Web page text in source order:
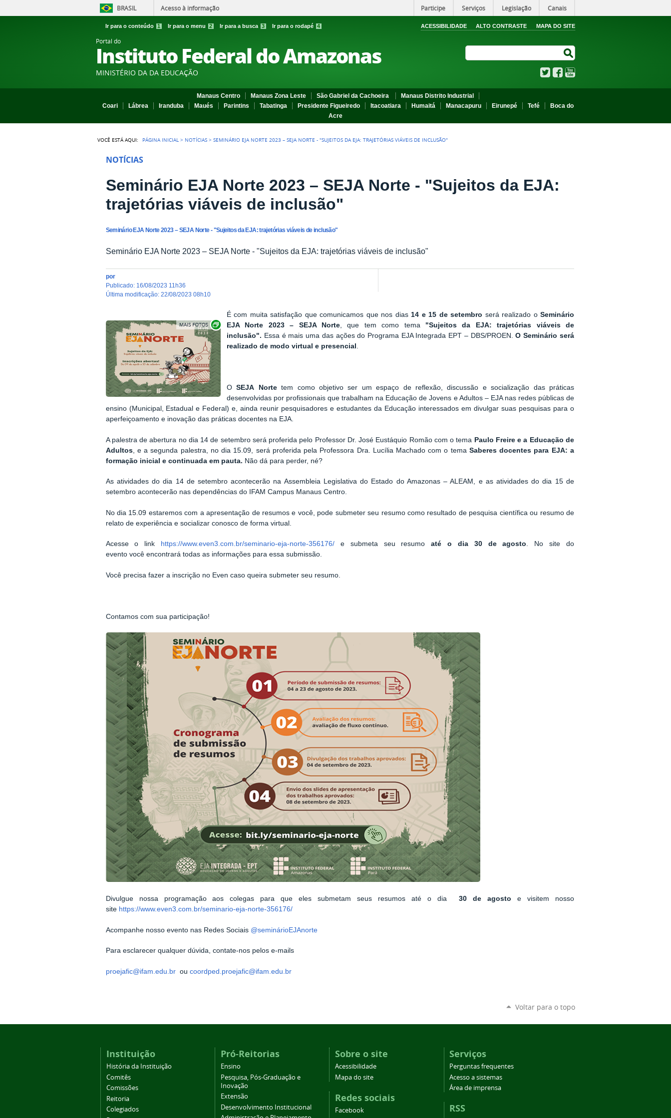
BRASIL Acesso à informação Participe Serviços Legislação Canais
Ir para o conteúdo 1 Ir para o menu 2 Ir para a busca 3 Ir para o rodapé 4 ACESSIBILIDADE ALTO CONTRASTE MAPA DO SITE
Portal do
Instituto Federal do Amazonas
MINISTÉRIO DA DA EDUCAÇÃO TwitterFacebook
Manaus Centro Manaus Zona Leste São Gabriel da Cachoeira
Manaus Distrito Industrial
Coari
Lábrea Iranduba Maués Parintins Tabatinga Presidente Figueiredo Itacoatiara Humaitá Manacapuru Eirunepé Tefé
Boca do
Acre
VOCÊ ESTÁ AQUI: PÁGINA INICIAL > NOTÍCIAS >SEMINÁRIO EJA NORTE 2023 – SEJA NORTE - "SUJEITOS DA EJA: TRAJETÓRIAS VIÁVEIS DE INCLUSÃO"
NOTÍCIAS
Seminário EJA Norte 2023 – SEJA Norte - "Sujeitos da EJA:
trajetórias viáveis de inclusão"
Seminário EJA Norte 2023 – SEJA Norte - "Sujeitos da EJA: trajetórias viáveis de inclusão"
Seminário EJA Norte 2023 – SEJA Norte - "Sujeitos da EJA: trajetórias viáveis de inclusão"
por
publicado: 16/08/2023 11h36
última modificação: 22/08/2023 08h10
Show image carousel
É com muita satisfação que comunicamos que nos dias 14 e 15 de setembro será realizado o Seminário
EJA Norte 2023 – SEJA Norte , que tem como tema "Sujeitos da EJA: trajetórias viáveis de
inclusão". Essa é mais uma das ações do Programa EJA Integrada EPT – DBS/PROEN.O Seminário será
realizado de modo virtual e presencial
OSEJA Nortetem como objetivo ser um espaço de reflexão, discussão e socialização das práticas
desenvolvidas por profissionais que trabalham na Educação de Jovens e Adultos – EJA nas redes públicas de
ensino (Municipal, Estadual e Federal) e, ainda reunir pesquisadores e estudantes da Educação interessados em divulgar suas pesquisas para o
aperfeiçoamento e inovação das práticas docentes na EJA.
A palestra de abertura no dia 14 de setembro será proferida pelo Professor Dr. José Eustáquio Romão com o tema Paulo Freire e a Educação de
Adultos, e a segunda palestra, no dia 15.09, será proferida pela Professora Dra. Lucília Machado com o tema Saberes docentes para EJA: a
formação inicial e continuada em pauta. Não dá para perder, né?
As atividades do dia 14 de setembro acontecerão na Assembleia Legislativa do Estado do Amazonas – ALEAM, e as atividades do dia 15 de
setembro acontecerão nas dependências do IFAM Campus Manaus Centro.
No dia 15.09 estaremos com a apresentação de resumos e você, pode submeter seu resumo como resultado de pesquisa científica ou resumo de
relato de experiência e socializar conosco de forma virtual.
Acesse o link https://www.even3.com.br/seminario-eja-norte-356176/ e submeta seu resumoaté o dia 30 de agosto. No site do
evento você encontrará todas as informações para essa submissão.
Você precisa fazer a inscrição no Even caso queira submeter seu resumo.
Contamos com sua participação!
Divulgue nossa programação aos colegas para que eles submetam seus resumos até o dia30 de agosto e visitem nosso
site https://www.even3.com.br/seminario-eja-norte-356176/
Acompanhe nosso evento nas Redes Sociais @seminárioEJAnorte
Para esclarecer qualquer dúvida, contate-nos pelos e-mails
proejafic@ifam.edu.brou coordped.proejafic@ifam.edu.br
Voltar para o topo
Instituição
História da Instituição
Comitês
Comissões
Reitoria
Colegiados
Pró-Reitorias
Ensino
Pesquisa, Pós-Graduação e
Inovação
Extensão
Desenvolvimento Institucional
Sobre o site
Acessibilidade
Mapa do site
Redes sociais
Facebook
Serviços
Perguntas frequentes
Acesso a sistemas
Área de imprensa
RSS